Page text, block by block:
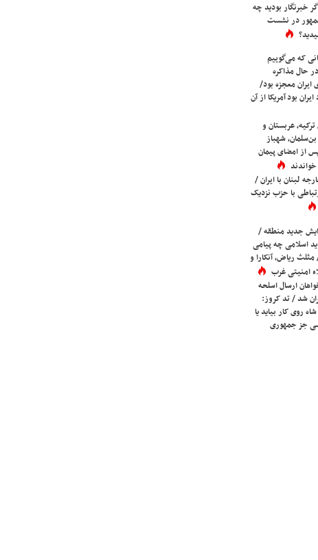
خبرنگار بودید چه
در نشست
که می‌گوییم
حال مذاکره
ایران معجزه بود/
بود آمریکا از آن
عربستان و
شهباز
از امضای پیمان
لبنان با ایران /
با حزب نزدیک
جدید منطقه /
اسلامی چه پیامی
مثلث ریاض، آنکارا و
امنیتی غرب
ارسال اسلحه
شد / تد کروز:
روی کار بیاید یا
جز جمهوری